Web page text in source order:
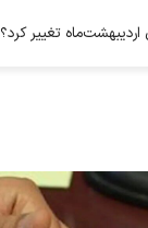
اردیبهشت‌ماه تغییر کرد؟